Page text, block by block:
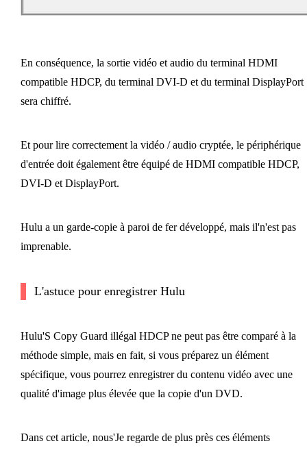
En conséquence, la sortie vidéo et audio du terminal HDMI
compatible HDCP, du terminal DVI-D et du terminal DisplayPort
sera chiffré.
Et pour lire correctement la vidéo / audio cryptée, le périphérique
d'entrée doit également être équipé de HDMI compatible HDCP,
DVI-D et DisplayPort.
Hulu a un garde-copie à paroi de fer développé, mais il'n'est pas
imprenable.
L'astuce pour enregistrer Hulu
Hulu'S Copy Guard illégal HDCP ne peut pas être comparé à la
méthode simple, mais en fait, si vous préparez un élément
spécifique, vous pourrez enregistrer du contenu vidéo avec une
qualité d'image plus élevée que la copie d'un DVD.
Dans cet article, nous'Je regarde de plus près ces éléments